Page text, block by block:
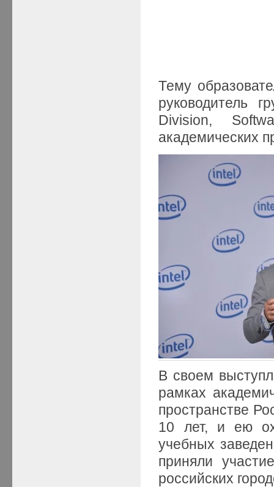
Тему
руководитель
Division,
академических
В своем
рамках
пространстве
10 лет, и ею
учебных
приняли
российских